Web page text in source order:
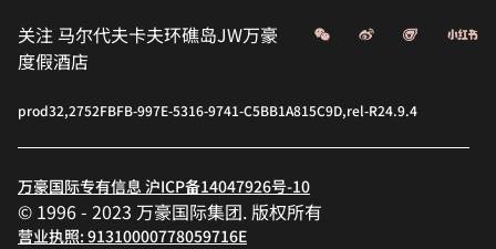
关注 马尔代夫卡夫环礁岛JW万豪
度假酒店
微信 微博 飞猪
prod32,2752FBFB-997E-5316-9741-C5BB1A815C9D,rel-R24.9.4
万豪国际专有信息 沪ICP备14047926号-10
© 1996 - 2023 万豪国际集团. 版权所有
营业执照: 91310000778059716E